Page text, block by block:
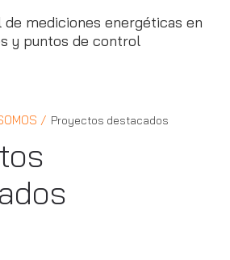
mediciones energéticas en
y puntos de control
Proyectos destacados